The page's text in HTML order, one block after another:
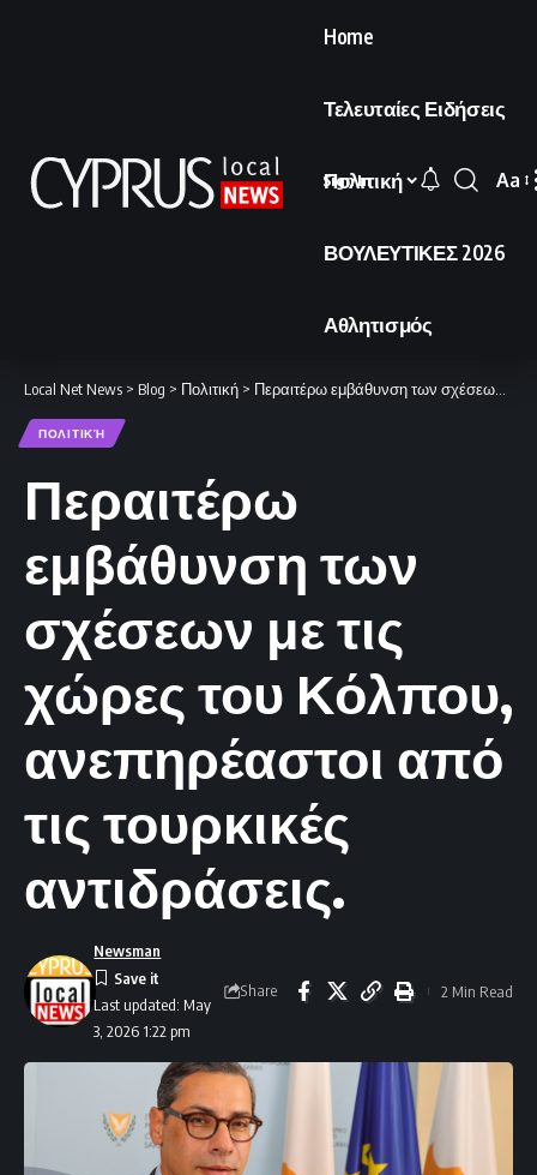
Home
Τελευταίες Ειδήσεις
Πολιτική
ΒΟΥΛΕΥΤΙΚΕΣ 2026
Αθλητισμός
Sign In
Font
Aa
Local Net News > Blog > Πολιτική > Περαιτέρω εμβάθυνση των σχέσεων με τις χώρες του Κόλπου, ανεπηρέαστοι από τις τουρκικές αντιδράσεις.
ΠΟΛΙΤΙΚΉ
Περαιτέρω
εμβάθυνση των
σχέσεων με τις
χώρες του Κόλπου,
ανεπηρέαστοι από
τις τουρκικές
αντιδράσεις.
Last updated: May
3, 2026 1:22 pm
Newsman
Share 2 Min Read